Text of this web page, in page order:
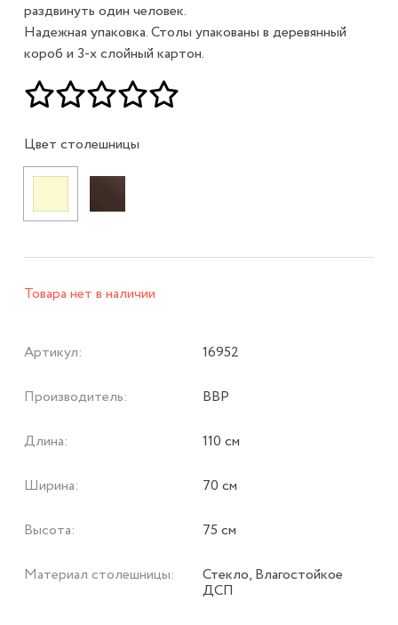
раздвинуть один человек.
Надежная упаковка. Столы упакованы в деревянный
короб и 3-х слойный картон.
Цвет столешницы
Товара нет в наличии
Артикул: 16952
Производитель: ВВР
Длина: 110 см
Ширина: 70 см
Высота: 75 см
Материал столешницы: Стекло, Влагостойкое
ДСП